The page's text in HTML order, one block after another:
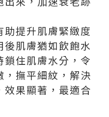
提升肌膚緊緻度
後肌膚猶如飲飽水
住肌膚水分，令
，撫平細紋，解決
效果顯著，最適合